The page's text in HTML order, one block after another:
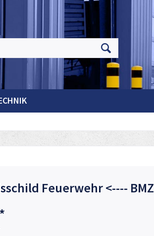
Feuerwehr <---- BMZ